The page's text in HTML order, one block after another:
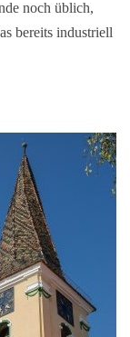
noch üblich,
bereits industriell